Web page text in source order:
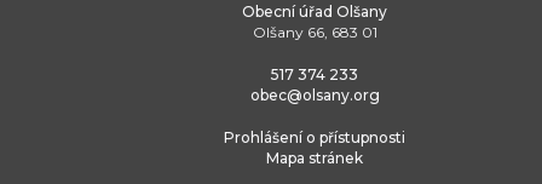
Obecní úřad Olšany
Olšany 66, 683 01
517 374 233
obec@olsany.org
Prohlášení o přístupnosti
Mapa stránek